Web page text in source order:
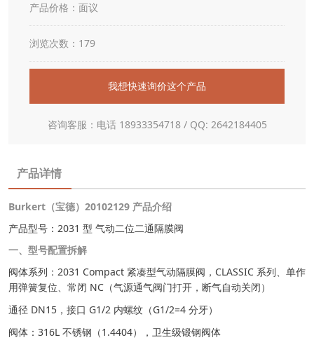
产品价格：面议
浏览次数：179
我想快速询价这个产品
咨询客服：电话 18933354718 / QQ: 2642184405
产品详情
Burkert（宝德）20102129 产品介绍
产品型号：2031 型 气动二位二通隔膜阀
一、型号配置拆解
阀体系列：2031 Compact 紧凑型气动隔膜阀，CLASSIC 系列、单作
用弹簧复位、常闭 NC（气源通气阀门打开，断气自动关闭）
通径 DN15，接口 G1/2 内螺纹（G1/2=4 分牙）
阀体：316L 不锈钢（1.4404），卫生级锻钢阀体